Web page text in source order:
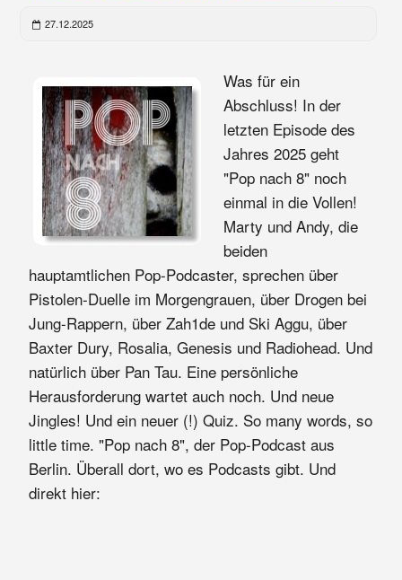
27.12.2025
Was für ein
Abschluss! In der
letzten Episode des
Jahres 2025 geht
"Pop nach 8" noch
einmal in die Vollen!
Marty und Andy, die
beiden
hauptamtlichen Pop-Podcaster, sprechen über
Pistolen-Duelle im Morgengrauen, über Drogen bei
Jung-Rappern, über Zah1de und Ski Aggu, über
Baxter Dury, Rosalia, Genesis und Radiohead. Und
natürlich über Pan Tau. Eine persönliche
Herausforderung wartet auch noch. Und neue
Jingles! Und ein neuer (!) Quiz. So many words, so
little time. "Pop nach 8", der Pop-Podcast aus
Berlin. Überall dort, wo es Podcasts gibt. Und
direkt hier: